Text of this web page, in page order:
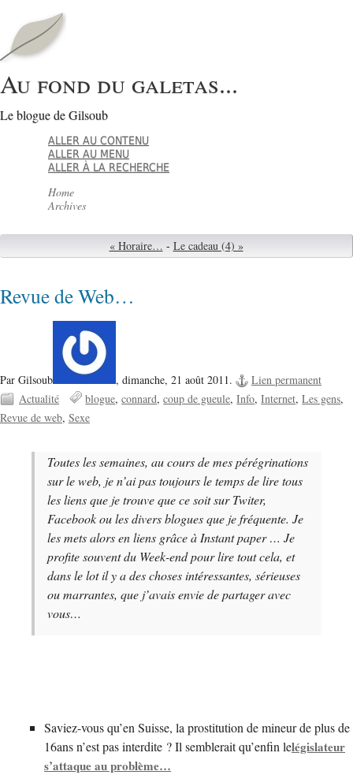
Au fond du galetas...
Le blogue de Gilsoub
ALLER AU CONTENU
ALLER AU MENU
ALLER À LA RECHERCHE
Home
Archives
« Horaire… - Le cadeau (4) »
Revue de Web…
Par Gilsoub , dimanche, 21 août 2011.
Lien permanent
Actualité
blogue connard coup de gueule Info Internet Les gens
Revue de web Sexe
Toutes les semaines, au cours de mes pérégrinations
sur le web, je n’ai pas toujours le temps de lire tous
les liens que je trouve que ce soit sur Twiter,
Facebook ou les divers blogues que je fréquente. Je
les mets alors en liens grâce à Instant paper … Je
profite souvent du Week-end pour lire tout cela, et
dans le lot il y a des choses intéressantes, sérieuses
ou marrantes, que j’avais envie de partager avec
vous…
Saviez-vous qu’en Suisse, la prostitution de mineur de plus de
16ans n’est pas interdite ? Il semblerait qu’enfin lelégislateur
s’attaque au problème…